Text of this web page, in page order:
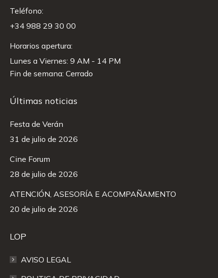
Teléfono:
+34 988 29 30 00
Horarios apertura:
Lunes a Viernes: 9 AM - 14 PM
Fin de semana: Cerrado
Últimas noticias
Festa de Verán
31 de julio de 2026
Cine Forum
28 de julio de 2026
ATENCIÓN, ASESORÍA E ACOMPAÑAMENTO
20 de julio de 2026
LOP
AVISO LEGAL